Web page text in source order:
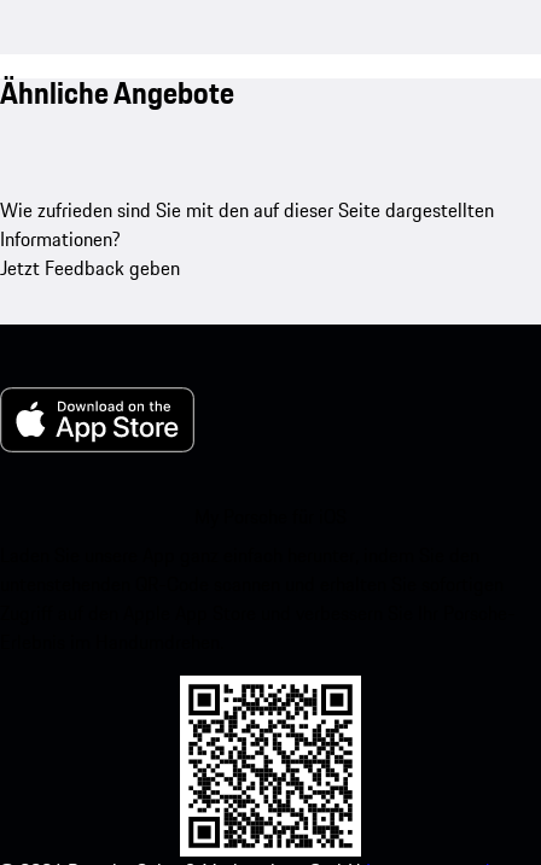
Ähnliche Angebote
Wie zufrieden sind Sie mit den auf dieser Seite dargestellten
Informationen?
Jetzt Feedback geben